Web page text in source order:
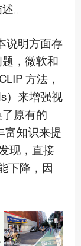
。
说明方面存
，微软和
方法，
）来增强视
原有的
富知识来提
现，直接
下降，因